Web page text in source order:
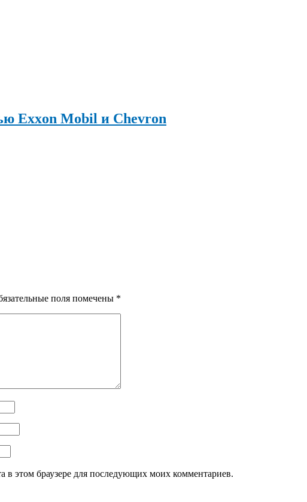
Exxon Mobil и Chevron
поля помечены *
в этом браузере для последующих моих комментариев.